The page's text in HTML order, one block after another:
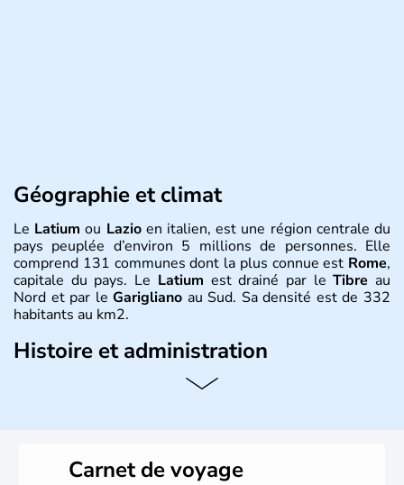
Géographie et climat
Le Latium ou Lazioen italien, est une région centrale du
pays peuplée d’environ 5 millions de personnes. Elle
comprend 131 communes dont la plus connue est Rome,
capitale du pays. Le Latium est drainé par leTibre au
Nord et par le Garigliano au Sud. Sa densité est de 332
habitants au km2.
Histoire et administration
est essentiellement agricole, avec
touristique grâce à Rome.
Carnet de voyage